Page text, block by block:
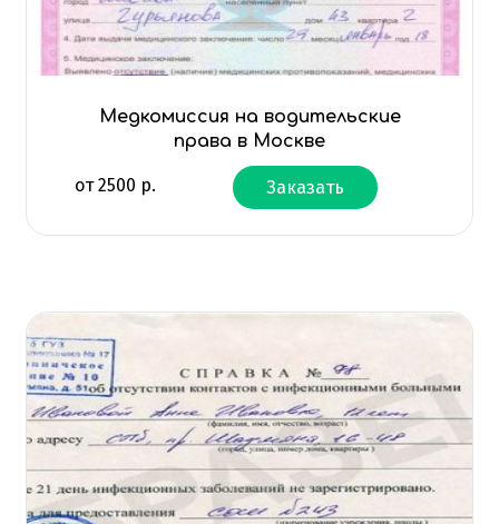
Медкомиссия на водительские
права в Москве
от2500 р. Заказать